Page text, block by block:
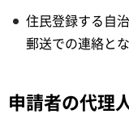
住民登録する自
郵送での連絡と
申請者の代理